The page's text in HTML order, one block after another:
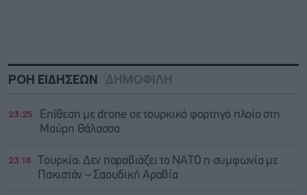
ΡΟΗ ΕΙΔΗΣΕΩΝ ΔΗΜΟΦΙΛΗ
23:25
Επίθεση με drone σε τουρκικό φορτηγό πλοίο στη
Μαύρη Θάλασσα
23:18
Τουρκία: Δεν παραβιάζει το ΝΑΤΟ η συμφωνία με
Πακιστάν – Σαουδική Αραβία